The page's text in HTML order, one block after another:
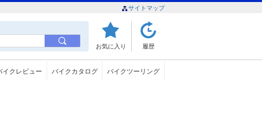
サイトマップ
お気に入り 履歴
イクレビュー バイクカタログ バイクツーリング